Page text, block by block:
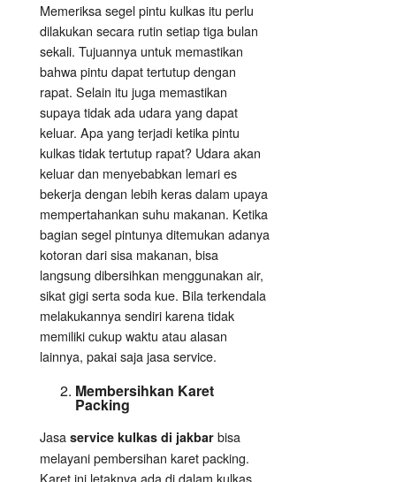
Memeriksa segel pintu kulkas itu perlu
dilakukan secara rutin setiap tiga bulan
sekali. Tujuannya untuk memastikan
bahwa pintu dapat tertutup dengan
rapat. Selain itu juga memastikan
supaya tidak ada udara yang dapat
keluar. Apa yang terjadi ketika pintu
kulkas tidak tertutup rapat? Udara akan
keluar dan menyebabkan lemari es
bekerja dengan lebih keras dalam upaya
mempertahankan suhu makanan. Ketika
bagian segel pintunya ditemukan adanya
kotoran dari sisa makanan, bisa
langsung dibersihkan menggunakan air,
sikat gigi serta soda kue. Bila terkendala
melakukannya sendiri karena tidak
memiliki cukup waktu atau alasan
lainnya, pakai saja jasa service.
Membersihkan Karet
Packing
Jasa service kulkas di jakbar bisa
melayani pembersihan karet packing.
Karet ini letaknya ada di dalam kulkas